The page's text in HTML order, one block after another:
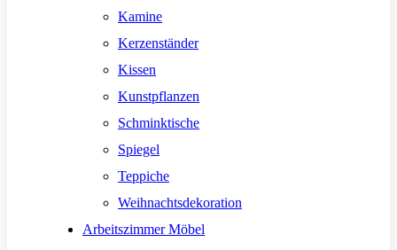
Kamine
Kerzenständer
Kissen
Kunstpflanzen
Schminktische
Spiegel
Teppiche
Weihnachtsdekoration
Arbeitszimmer Möbel